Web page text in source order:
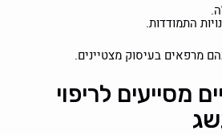
התמודדות.
מרפאים בעיסוק מצטיינים.
מסייעים לריפוי